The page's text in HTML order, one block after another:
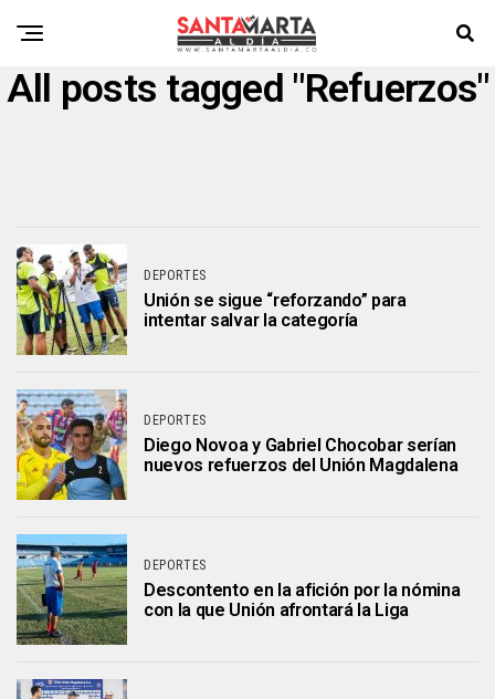
All posts tagged "Refuerzos"
DEPORTES
Unión se sigue “reforzando” para
intentar salvar la categoría
DEPORTES
Diego Novoa y Gabriel Chocobar serían
nuevos refuerzos del Unión Magdalena
DEPORTES
Descontento en la afición por la nómina
con la que Unión afrontará la Liga